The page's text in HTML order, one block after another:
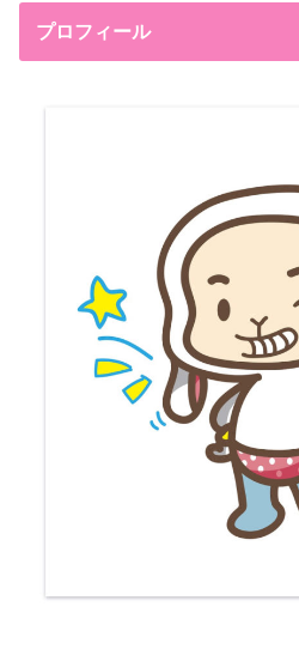
プロフィール